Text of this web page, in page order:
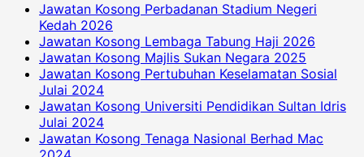
Jawatan Kosong Perbadanan Stadium Negeri
Kedah 2026
Jawatan Kosong Lembaga Tabung Haji 2026
Jawatan Kosong Majlis Sukan Negara 2025
Jawatan Kosong Pertubuhan Keselamatan Sosial
Julai 2024
Jawatan Kosong Universiti Pendidikan Sultan Idris
Julai 2024
Jawatan Kosong Tenaga Nasional Berhad Mac